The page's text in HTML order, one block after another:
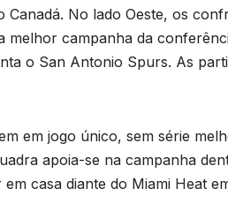
No lado Oeste, os
melhor campanha da
o San Antonio Spurs. As
em jogo único, sem série
apoia-se na campanha
casa diante do Miami Heat